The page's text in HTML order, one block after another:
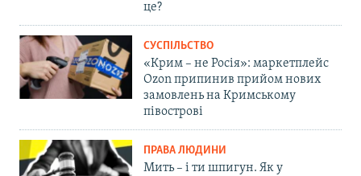
це?
СУСПІЛЬСТВО
«Крим – не Росія»: маркетплейс
Ozon припинив прийом нових
замовлень на Кримському
півострові
ПРАВА ЛЮДИНИ
Мить – і ти шпигун. Як у